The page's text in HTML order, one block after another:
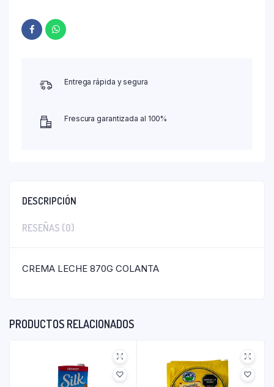
Entrega rápida y segura
Frescura garantizada al 100%
DESCRIPCIÓN
RESEÑAS (0)
CREMA LECHE 870G COLANTA
PRODUCTOS RELACIONADOS